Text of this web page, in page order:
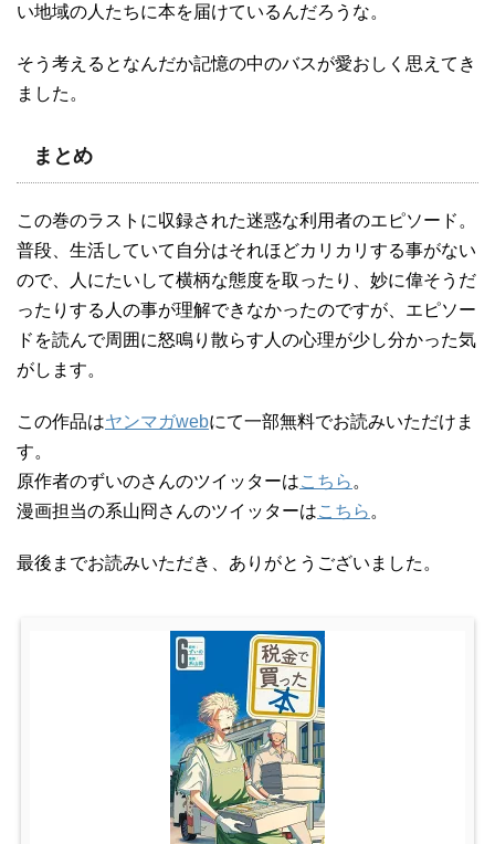
い地域の人たちに本を届けているんだろうな。
そう考えるとなんだか記憶の中のバスが愛おしく思えてき
ました。
まとめ
この巻のラストに収録された迷惑な利用者のエピソード。
普段、生活していて自分はそれほどカリカリする事がない
ので、人にたいして横柄な態度を取ったり、妙に偉そうだ
ったりする人の事が理解できなかったのですが、エピソー
ドを読んで周囲に怒鳴り散らす人の心理が少し分かった気
がします。
この作品はヤンマガwebにて一部無料でお読みいただけま
す。
原作者のずいのさんのツイッターはこちら 。
漫画担当の系山冏さんのツイッターはこちら 。
最後までお読みいただき、ありがとうございました。